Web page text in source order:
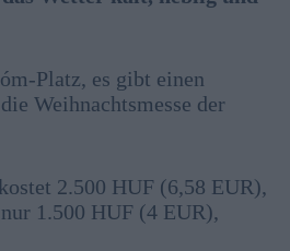
Platz, es gibt einen
Weihnachtsmesse der
2.500 HUF (6,58 EUR),
1.500 HUF (4 EUR),